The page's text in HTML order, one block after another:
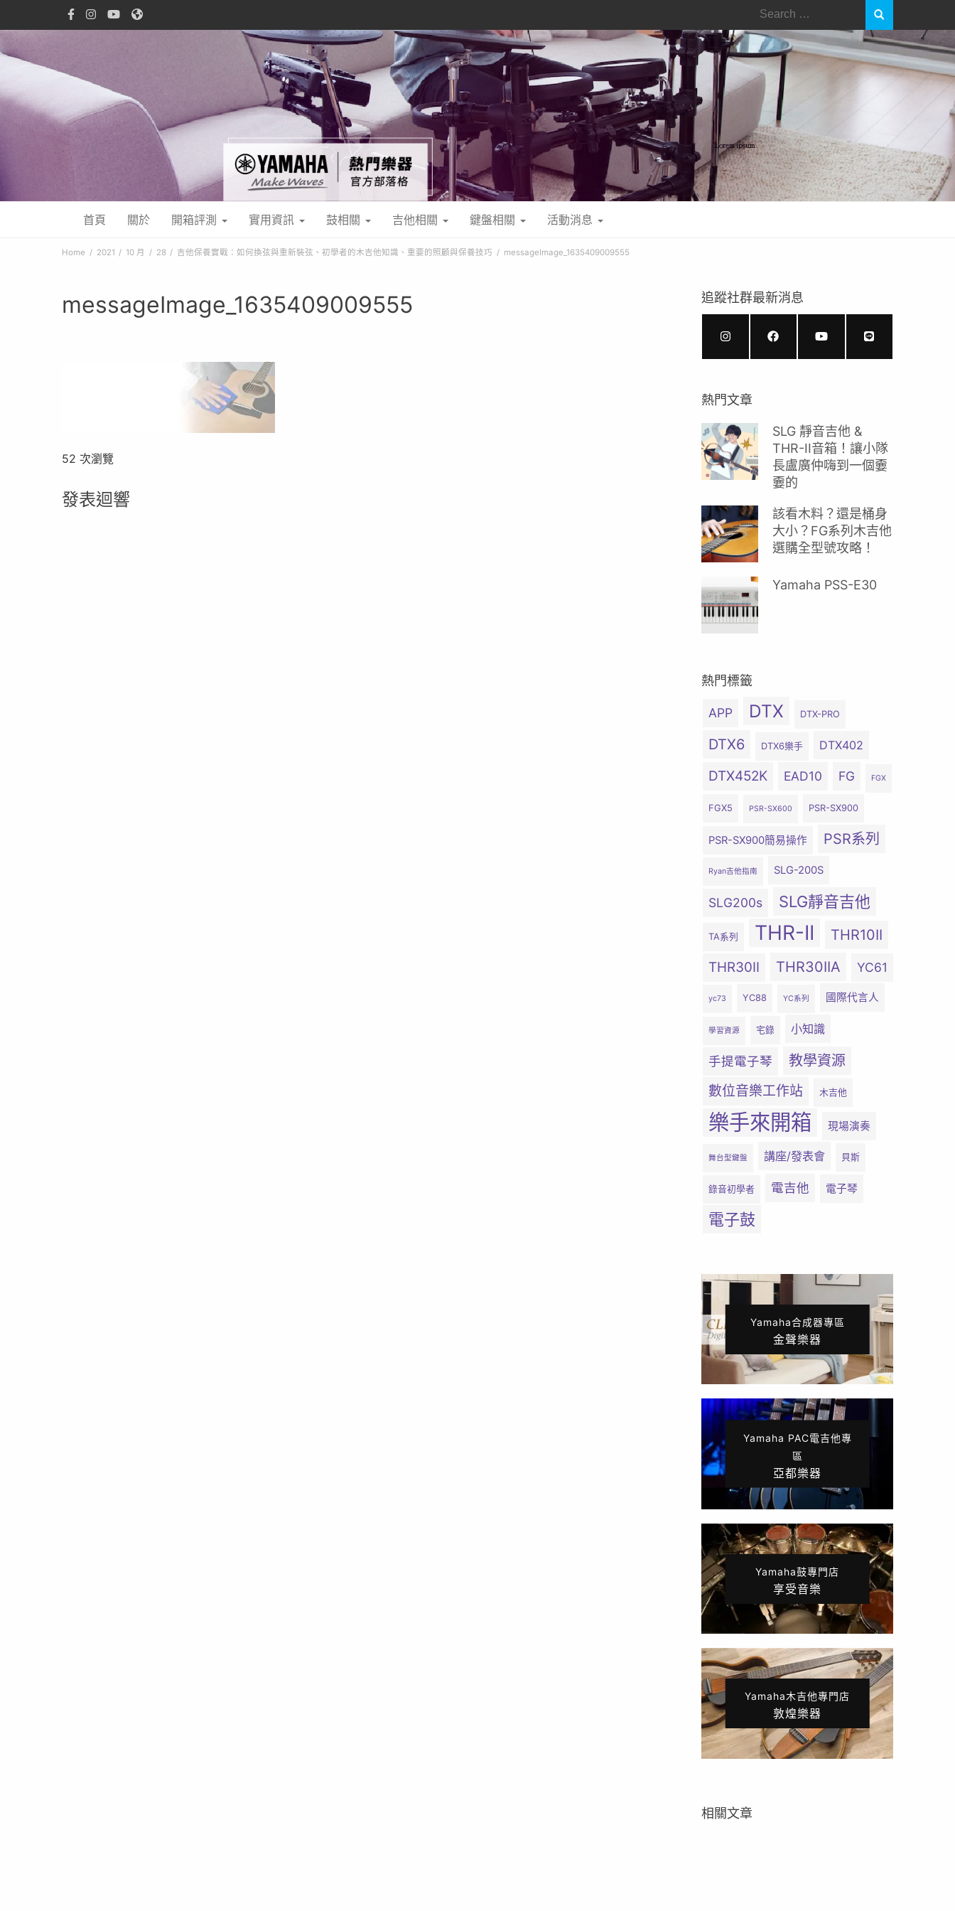
Search
首頁 關於 開箱評測 實用資訊 鼓相關 吉他相關 鍵盤相關 活動消息
Home 2021 10 月 28 吉他保養實戰：如何換弦與重新裝弦、初學者的木吉他知識、重要的照顧與保養技巧 messageImage_1635409009555
messageImage_1635409009555
52 次瀏覽
發表迴響
追蹤社群最新消息
熱門文章
SLG 靜音吉他 &
THR-II音箱！讓小隊
長盧廣仲嗨到一個嫑
嫑的
該看木料？還是桶身
大小？FG系列木吉他
選購全型號攻略！
Yamaha PSS-E30
熱門標籤
APP DTX DTX-PRO
DTX6 DTX6樂手 DTX402
DTX452K EAD10 FG FGX
FGX5 PSR-SX600 PSR-SX900
PSR-SX900簡易操作 PSR系列
Ryan吉他指南 SLG-200S
SLG200s SLG靜音吉他
TA系列 THR-II THR10II
THR30II THR30IIA YC61
yc73 YC88 YC系列 國際代言人
學習資源 宅錄 小知識
手提電子琴 教學資源
數位音樂工作站 木吉他
樂手來開箱 現場演奏
舞台型鍵盤 講座/發表會 貝斯
錄音初學者 電吉他 電子琴
電子鼓
Yamaha合成器專區
金聲樂器
Yamaha PAC電吉他專
區
亞都樂器
Yamaha鼓專門店
享受音樂
Yamaha木吉他專門店
敦煌樂器
相關文章